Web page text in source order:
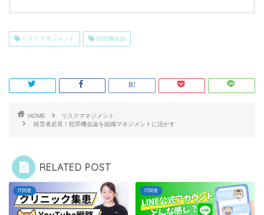
リスクマネジメント 犯罪機会論
HOME
リスクマネジメント
経営者必見！犯罪機会論を組織マネジメントに活かす
RELATED POST
IT関連 IT関連